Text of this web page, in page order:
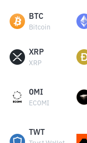
BTC
Bitcoin
XRP
XRP
OMI
ECOMI
TWT